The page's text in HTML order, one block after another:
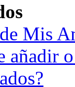
Mis
añadir